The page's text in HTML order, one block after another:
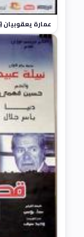
عمارة يعقوبيان (2006)